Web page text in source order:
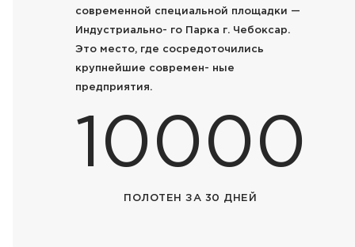
современной специальной площадки —
Индустриально- го Парка г. Чебоксар.
Это место, где сосредоточились
крупнейшие современ- ные
предприятия.
10000
ПОЛОТЕН ЗА 30 ДНЕЙ